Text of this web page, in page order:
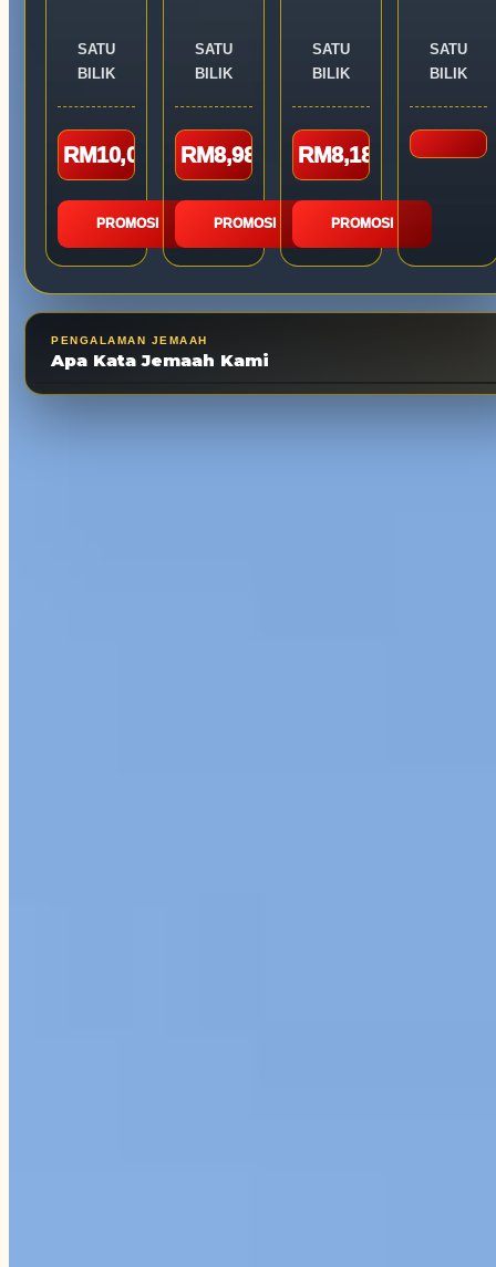
SATU
BILIK
RM10,080
PROMOSI
SATU
BILIK
RM8,980
PROMOSI
SATU
BILIK
RM8,180
PROMOSI
SATU
BILIK
PENGALAMAN JEMAAH
Apa Kata Jemaah Kami